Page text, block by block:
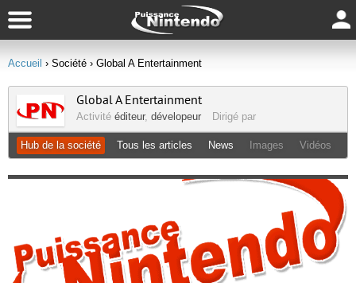
Accueil › Société › Global A Entertainment
Global A Entertainment
Activité éditeur, dévelopeur Dirigé par
Hub de la société Tous les articles News Images Vidéos